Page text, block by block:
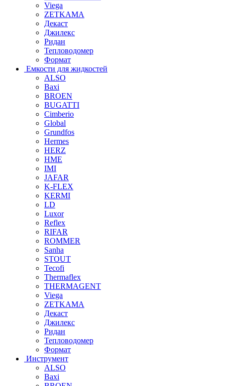
Viega
ZETKAMA
Декаст
Джилекс
Ридан
Тепловодомер
Формат
Емкости для жидкостей
ALSO
Baxi
BROEN
BUGATTI
Cimberio
Global
Grundfos
Hermes
HERZ
HME
IMI
JAFAR
K-FLEX
KERMI
LD
Luxor
Reflex
RIFAR
ROMMER
Sanha
STOUT
Tecofi
Thermaflex
THERMAGENT
Viega
ZETKAMA
Декаст
Джилекс
Ридан
Тепловодомер
Формат
Инструмент
ALSO
Baxi